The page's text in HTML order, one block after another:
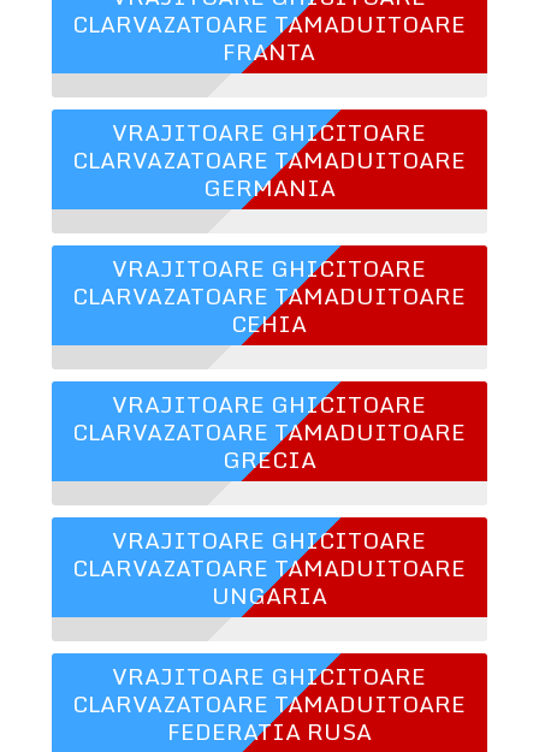
CLARVAZATOARE TAMADUITOARE
FRANTA
VRAJITOARE GHICITOARE
CLARVAZATOARE TAMADUITOARE
GERMANIA
VRAJITOARE GHICITOARE
CLARVAZATOARE TAMADUITOARE
CEHIA
VRAJITOARE GHICITOARE
CLARVAZATOARE TAMADUITOARE
GRECIA
VRAJITOARE GHICITOARE
CLARVAZATOARE TAMADUITOARE
UNGARIA
VRAJITOARE GHICITOARE
CLARVAZATOARE TAMADUITOARE
FEDERATIA RUSA